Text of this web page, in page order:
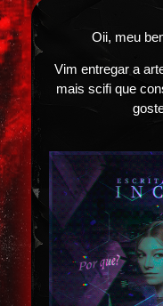
Oii, meu
Vim entregar a
mais scifi que